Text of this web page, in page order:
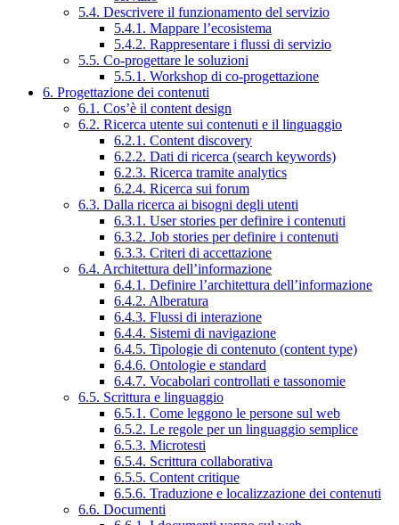
5.4. Descrivere il funzionamento del servizio
5.4.1. Mappare l’ecosistema
5.4.2. Rappresentare i flussi di servizio
5.5. Co-progettare le soluzioni
5.5.1. Workshop di co-progettazione
6. Progettazione dei contenuti
6.1. Cos’è il content design
6.2. Ricerca utente sui contenuti e il linguaggio
6.2.1. Content discovery
6.2.2. Dati di ricerca (search keywords)
6.2.3. Ricerca tramite analytics
6.2.4. Ricerca sui forum
6.3. Dalla ricerca ai bisogni degli utenti
6.3.1. User stories per definire i contenuti
6.3.2. Job stories per definire i contenuti
6.3.3. Criteri di accettazione
6.4. Architettura dell’informazione
6.4.1. Definire l’architettura dell’informazione
6.4.2. Alberatura
6.4.3. Flussi di interazione
6.4.4. Sistemi di navigazione
6.4.5. Tipologie di contenuto (content type)
6.4.6. Ontologie e standard
6.4.7. Vocabolari controllati e tassonomie
6.5. Scrittura e linguaggio
6.5.1. Come leggono le persone sul web
6.5.2. Le regole per un linguaggio semplice
6.5.3. Microtesti
6.5.4. Scrittura collaborativa
6.5.5. Content critique
6.5.6. Traduzione e localizzazione dei contenuti
6.6. Documenti